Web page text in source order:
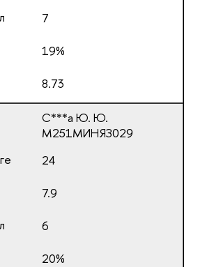
7
19%
8.73
С***а Ю. Ю.
М251МИНЯЗ029
24
7.9
6
20%